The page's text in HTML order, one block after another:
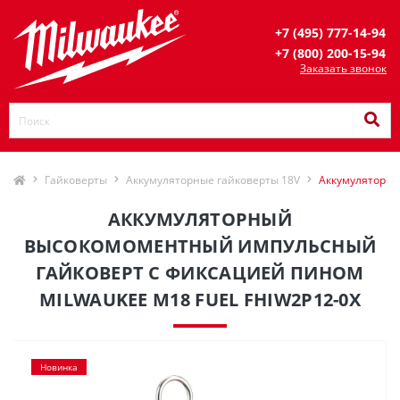
+7 (495) 777-14-94
+7 (800) 200-15-94
Заказать звонок
Гайковерты Аккумуляторные гайковерты 18V
АККУМУЛЯТОРНЫЙ
ВЫСОКОМОМЕНТНЫЙ ИМПУЛЬСНЫЙ
ГАЙКОВЕРТ С ФИКСАЦИЕЙ ПИНОМ
MILWAUKEE M18 FUEL FHIW2P12-0X
Новинка